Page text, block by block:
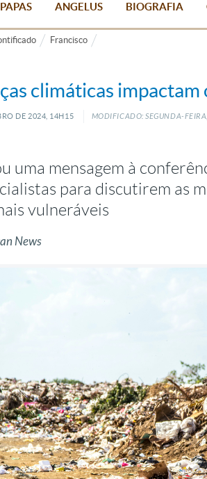
ANGELUS BIOGRAFIA
Francisco
climáticas impactam
DE 2024, 14H15 MODIFICADO: SEGUNDA-
uma mensagem à
para discutirem as
vulneráveis
News